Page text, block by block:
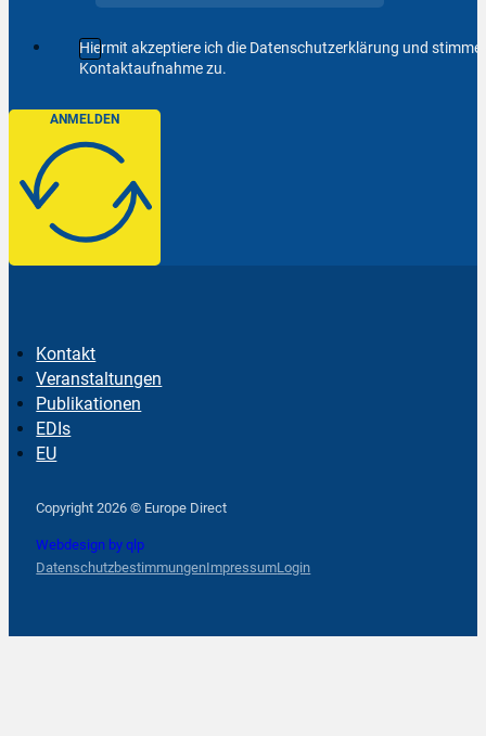
Hiermit akzeptiere ich die Datenschutzerklärung und
Kontaktaufnahme zu.
ANMELDEN
Kontakt
Veranstaltungen
Publikationen
EDIs
EU
Copyright 2026 © Europe Direct
Webdesign by qlp
DatenschutzbestimmungenImpressumLogin